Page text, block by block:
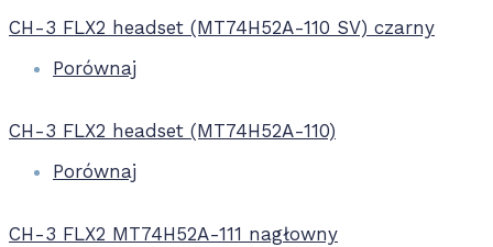
CH-3 FLX2 headset (MT74H52A-110 SV) czarny
Porównaj
CH-3 FLX2 headset (MT74H52A-110)
Porównaj
CH-3 FLX2 MT74H52A-111 nagłowny